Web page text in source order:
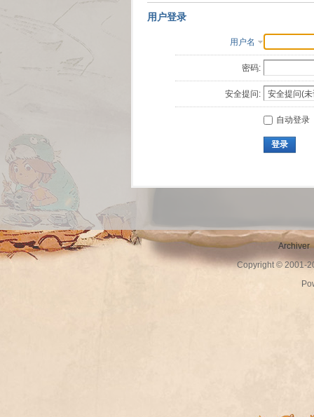
用户登录
用户名
密码:
安全提问:
自动登录
登录
Archiver
Copyright © 2001-